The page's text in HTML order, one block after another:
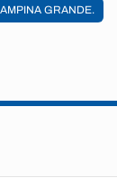
GRANDE.